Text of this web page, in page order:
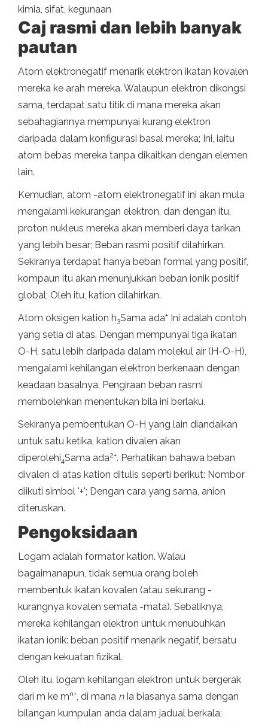
kimia, sifat, kegunaan
Caj rasmi dan lebih banyak
pautan
Atom elektronegatif menarik elektron ikatan kovalen
mereka ke arah mereka. Walaupun elektron dikongsi
sama, terdapat satu titik di mana mereka akan
sebahagiannya mempunyai kurang elektron
daripada dalam konfigurasi basal mereka; Ini, iaitu
atom bebas mereka tanpa dikaitkan dengan elemen
lain.
Kemudian, atom -atom elektronegatif ini akan mula
mengalami kekurangan elektron, dan dengan itu,
proton nukleus mereka akan memberi daya tarikan
yang lebih besar; Beban rasmi positif dilahirkan.
Sekiranya terdapat hanya beban formal yang positif,
kompaun itu akan menunjukkan beban ionik positif
global; Oleh itu, kation dilahirkan.
Atom oksigen kation h3Sama ada+ Ini adalah contoh
yang setia di atas. Dengan mempunyai tiga ikatan
O-H, satu lebih daripada dalam molekul air (H-O-H),
mengalami kehilangan elektron berkenaan dengan
keadaan basalnya. Pengiraan beban rasmi
membolehkan menentukan bila ini berlaku.
Sekiranya pembentukan O-H yang lain diandaikan
untuk satu ketika, kation divalen akan
diperolehi4Sama ada2+. Perhatikan bahawa beban
divalen di atas kation ditulis seperti berikut: Nombor
diikuti simbol '+'; Dengan cara yang sama, anion
diteruskan.
Pengoksidaan
Logam adalah formator kation. Walau
bagaimanapun, tidak semua orang boleh
membentuk ikatan kovalen (atau sekurang -
kurangnya kovalen semata -mata). Sebaliknya,
mereka kehilangan elektron untuk menubuhkan
ikatan ionik: beban positif menarik negatif, bersatu
dengan kekuatan fizikal.
Oleh itu, logam kehilangan elektron untuk bergerak
dari m ke mn+ , di mana nIa biasanya sama dengan
bilangan kumpulan anda dalam jadual berkala;